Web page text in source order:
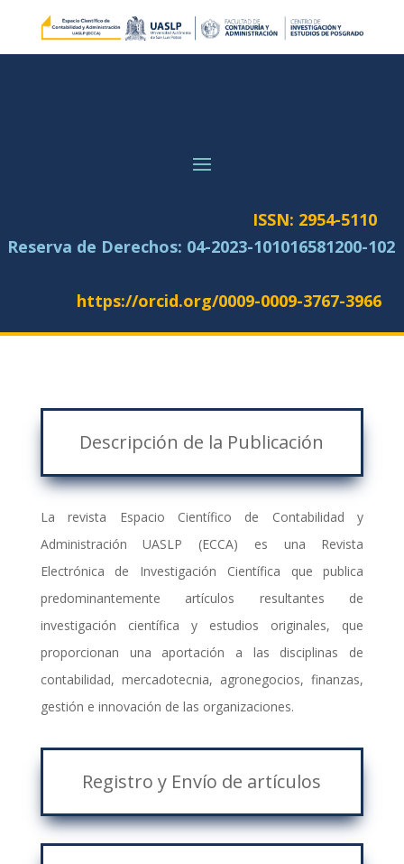
ISSN: 2954-5110
Reserva de Derechos: 04-2023-101016581200-102
https://orcid.org/0009-0009-3767-3966
Descripción de la Publicación
La revista Espacio Científico de Contabilidad y
Administración UASLP (ECCA) es una Revista
Electrónica de Investigación Científica que publica
predominantemente artículos resultantes de
investigación científica y estudios originales, que
proporcionan una aportación a las disciplinas de
contabilidad, mercadotecnia, agronegocios, finanzas,
gestión e innovación de las organizaciones.
Registro y Envío de artículos